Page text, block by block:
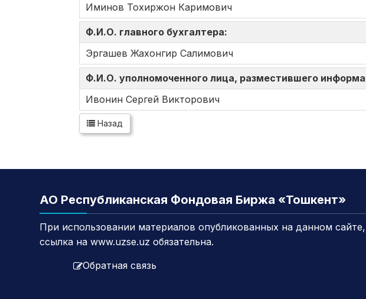
Иминов Тохиржон Каримович
Ф.И.О. главного бухгалтера:
Эргашев Жахонгир Салимович
Ф.И.О. уполномоченного лица, разместившего
Ивонин Сергей Викторович
Назад
АО Республиканская Фондовая Биржа «Тошкент»
При использовании материалов опубликованных на данном сайте,
ссылка на www.uzse.uz обязательна.
Обратная связь